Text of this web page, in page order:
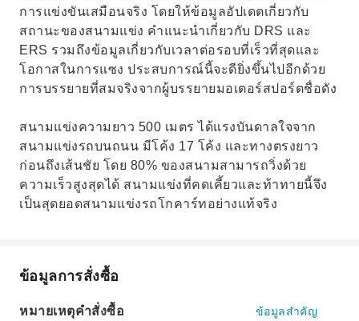
การแข่งขันเสมือนจริง โดยให้ข้อมูลอัปเดตเกี่ยวกับ
สถานะของสนามแข่ง คำแนะนำเกี่ยวกับ DRS และ
ERS รวมถึงข้อมูลเกี่ยวกับเวลาต่อรอบที่เร็วที่สุดและ
โอกาสในการแซง ประสบการณ์นี้จะดียิ่งขึ้นไปอีกด้วย
การบรรยายที่สมจริงจากผู้บรรยายมอเตอร์สปอร์ตชื่อดัง
สนามแข่งความยาว 500 เมตร ได้แรงบันดาลใจจาก
สนามแข่งรถบนถนน มีโค้ง 17 โค้ง และทางตรงยาว
ก่อนถึงเส้นชัย โดย 80% ของสนามสามารถวิ่งด้วย
ความเร็วสูงสุดได้ สนามแข่งที่คดเคี้ยวและท้าทายนี้จึง
เป็นสุดยอดสนามแข่งรถโกคาร์ทอย่างแท้จริง
ข้อมูลการสั่งซื้อ
หมายเหตุคำสั่งซื้อ ข้อมูลสำคัญ